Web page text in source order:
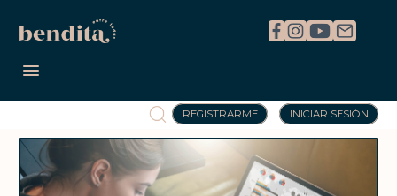
REGISTRARME INICIAR SESIÓN